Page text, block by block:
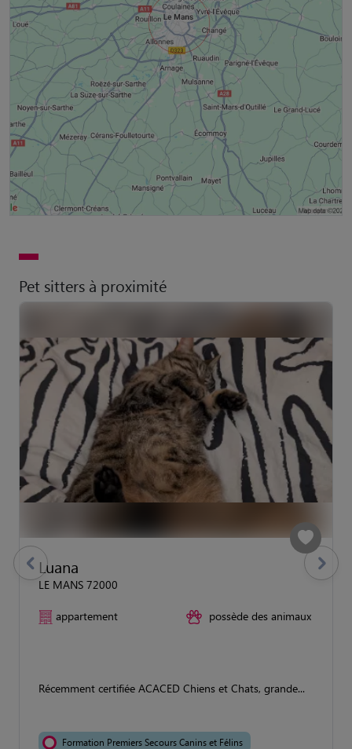
Pet sitters à proximité
Luana
LE MANS 72000
appartement possède des animaux
Récemment certifiée ACACED Chiens et Chats, grande...
Formation Premiers Secours Canins et Félins
previous Suivant